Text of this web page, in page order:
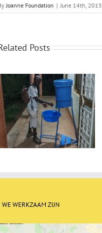
Joanne Foundation | June 14th, 2015
Posts
Fijn Kerstfeest en gelukkig
nieuwjaar
WERKZAAM ZIJN